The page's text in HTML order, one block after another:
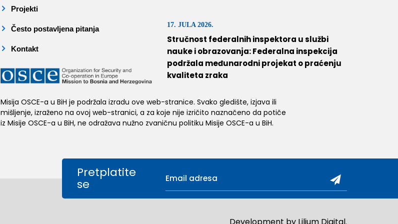
Projekti
Često postavljena pitanja
Kontakt
Misija OSCE-a u BiH je podržala izradu ove web-stranice. Svako gledište, izjava ili
mišljenje, izraženo na ovoj web-stranici, a za koje nije izričito naznačeno da potiče
iz Misije OSCE-a u BiH, ne odražava nužno zvaničnu politiku Misije OSCE-a u BiH.
17. JULA 2026.
Stručnost federalnih inspektora u službi
nauke i obrazovanja: Federalna inspekcija
podržala međunarodni projekat o praćenju
kvaliteta zraka
Pretplatite
se